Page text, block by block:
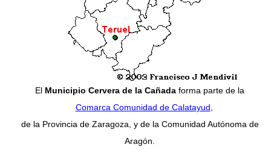
El Municipio Cervera de la Cañada forma parte de la
Comarca Comunidad de Calatayud,
de la Provincia de Zaragoza, y de la Comunidad Autónoma de
Aragón.